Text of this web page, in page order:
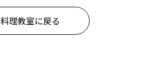
料理教室に戻る